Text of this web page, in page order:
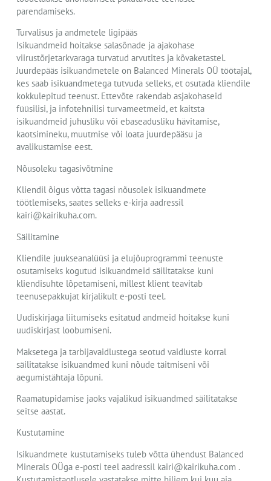
parendamiseks.
Turvalisus ja andmetele ligipääs
Isikuandmeid hoitakse salasõnade ja ajakohase
viirustõrjetarkvaraga turvatud arvutites ja kõvaketastel.
Juurdepääs isikuandmetele on Balanced Minerals OÜ töötajal,
kes saab isikuandmetega tutvuda selleks, et osutada kliendile
kokkulepitud teenust. Ettevõte rakendab asjakohaseid
füüsilisi, ja infotehnilisi turvameetmeid, et kaitsta
isikuandmeid juhusliku või ebaseadusliku hävitamise,
kaotsimineku, muutmise või loata juurdepääsu ja
avalikustamise eest.
Nõusoleku tagasivõtmine
Kliendil õigus võtta tagasi nõusolek isikuandmete
töötlemiseks, saates selleks e-kirja aadressil
kairi@kairikuha.com.
Säilitamine
Kliendile juukseanalüüsi ja elujõuprogrammi teenuste
osutamiseks kogutud isikuandmeid säilitatakse kuni
kliendisuhte lõpetamiseni, millest klient teavitab
teenusepakkujat kirjalikult e-posti teel.
Uudiskirjaga liitumiseks esitatud andmeid hoitakse kuni
uudiskirjast loobumiseni.
Maksetega ja tarbijavaidlustega seotud vaidluste korral
säilitatakse isikuandmed kuni nõude täitmiseni või
aegumistähtaja lõpuni.
Raamatupidamise jaoks vajalikud isikuandmed säilitatakse
seitse aastat.
Kustutamine
Isikuandmete kustutamiseks tuleb võtta ühendust Balanced
Minerals OÜga e-posti teel aadressil kairi@kairikuha.com .